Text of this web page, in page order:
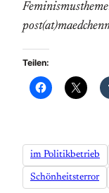
Teilen:
im Politikbetrieb
Schönheitsterror